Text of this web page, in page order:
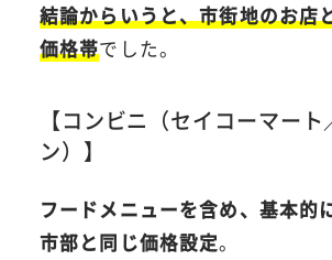
結論からいうと、市街地のお店
価格帯でした。
【コンビニ（セイコーマート
ン）】
フードメニューを含め、基本的
市部と同じ価格設定。